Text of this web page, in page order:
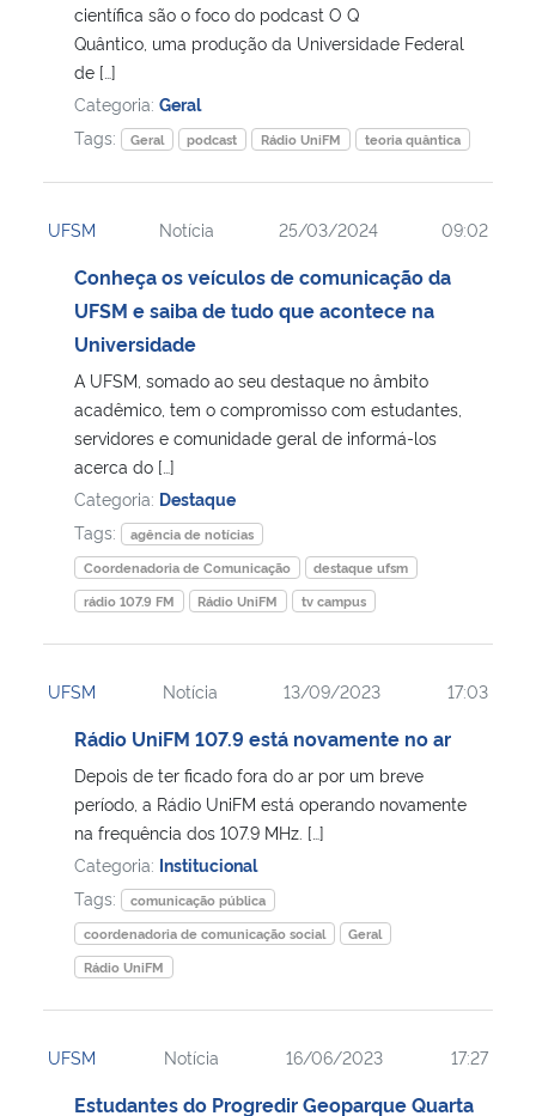
científica são o foco do podcast O Q
Quântico, uma produção da Universidade Federal
de […]
Categoria: Geral
Tags:
Geral podcast Rádio UniFM teoria quântica
UFSM Notícia 25/03/2024 09:02
Conheça os veículos de comunicação da
UFSM e saiba de tudo que acontece na
Universidade
A UFSM, somado ao seu destaque no âmbito
acadêmico, tem o compromisso com estudantes,
servidores e comunidade geral de informá-los
acerca do […]
Categoria: Destaque
Tags:
agência de notícias
Coordenadoria de Comunicação
destaque ufsm
rádio 107.9 FM
Rádio UniFM tv campus
UFSM Notícia 13/09/2023 17:03
Rádio UniFM 107.9 está novamente no ar
Depois de ter ficado fora do ar por um breve
período, a Rádio UniFM está operando novamente
na frequência dos 107.9 MHz. […]
Categoria: Institucional
Tags:
comunicação pública
coordenadoria de comunicação social
Geral
Rádio UniFM
UFSM Notícia 16/06/2023 17:27
Estudantes do Progredir Geoparque Quarta